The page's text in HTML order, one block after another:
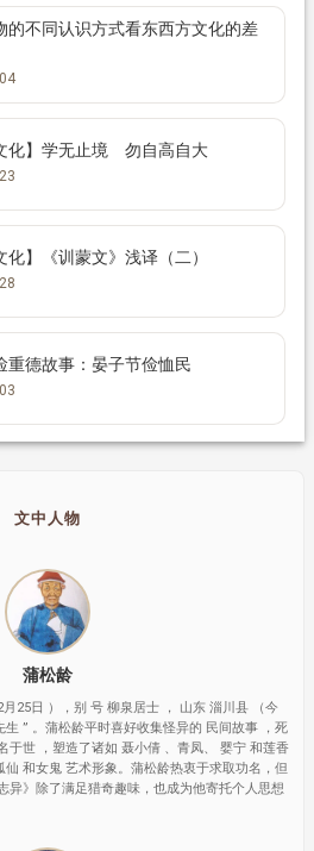
的不同认识方式看东西方文化的差
化】学无止境 勿自高自大
化】《训蒙文》浅译（二）
重德故事：晏子节俭恤民
文中人物
蒲松龄
25日 ），别 号 柳泉居士 ， 山东 淄川县 （今
” 。蒲松龄平时喜好收集怪异的 民间故事 ，死
于世 ，塑造了诸如 聂小倩 、青凤、 婴宁 和莲香
仙 和女鬼 艺术形象。蒲松龄热衷于求取功名，但
异》除了满足猎奇趣味，也成为他寄托个人思想